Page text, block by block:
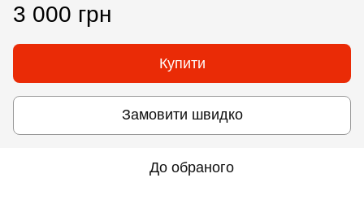
3 000 грн
Купити
Замовити швидко
До обраного